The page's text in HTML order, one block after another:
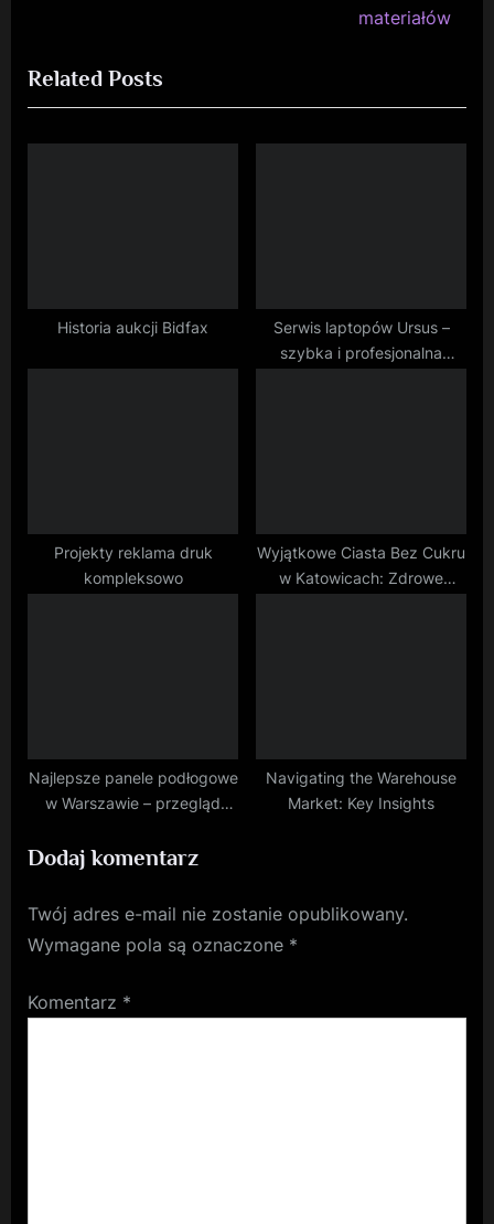
i
o
u
t
P
o
materiałów
Related Posts
Historia aukcji Bidfax
Serwis laptopów Ursus –
szybka i profesjonalna
Projekty reklama druk
kompleksowo
Wyjątkowe Ciasta Bez Cukru
w Katowicach: Zdrowe
Najlepsze panele podłogowe
w Warszawie – przegląd
Navigating the Warehouse
Market: Key Insights
Dodaj komentarz
Twój adres e-mail nie zostanie opublikowany.
Wymagane pola są oznaczone *
Komentarz *